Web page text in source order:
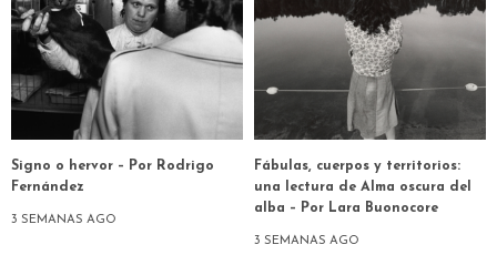
Signo o hervor – Por Rodrigo
Fernández
3 SEMANAS AGO
Fábulas, cuerpos y territorios:
una lectura de Alma oscura del
alba – Por Lara Buonocore
3 SEMANAS AGO